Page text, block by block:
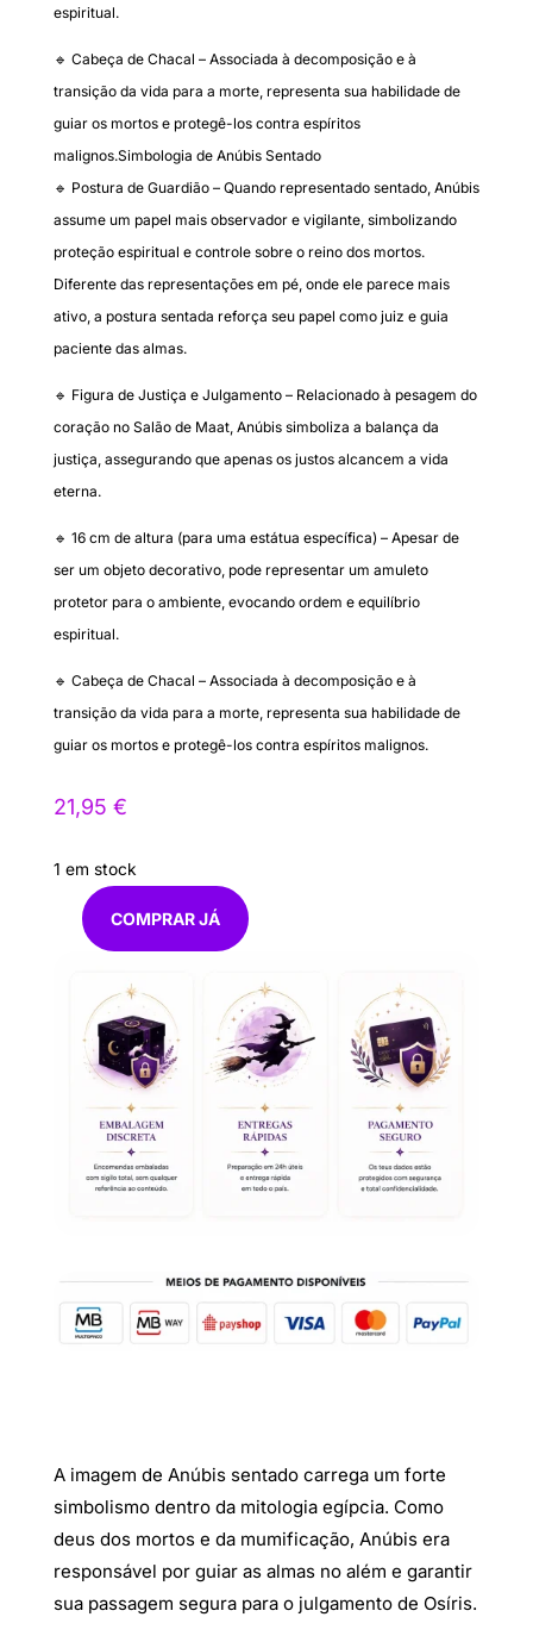
espiritual.
🔹 Cabeça de Chacal – Associada à decomposição e à
transição da vida para a morte, representa sua habilidade de
guiar os mortos e protegê-los contra espíritos
malignos.Simbologia de Anúbis Sentado
🔹 Postura de Guardião – Quando representado sentado, Anúbis
assume um papel mais observador e vigilante, simbolizando
proteção espiritual e controle sobre o reino dos mortos.
Diferente das representações em pé, onde ele parece mais
ativo, a postura sentada reforça seu papel como juiz e guia
paciente das almas.
🔹 Figura de Justiça e Julgamento – Relacionado à pesagem do
coração no Salão de Maat, Anúbis simboliza a balança da
justiça, assegurando que apenas os justos alcancem a vida
eterna.
🔹 16 cm de altura (para uma estátua específica) – Apesar de
ser um objeto decorativo, pode representar um amuleto
protetor para o ambiente, evocando ordem e equilíbrio
espiritual.
🔹 Cabeça de Chacal – Associada à decomposição e à
transição da vida para a morte, representa sua habilidade de
guiar os mortos e protegê-los contra espíritos malignos.
21,95 €
1 em stock
Quantidade
Anubis
sentado
16cm
COMPRAR JÁ
A imagem de Anúbis sentado carrega um forte
simbolismo dentro da mitologia egípcia. Como
deus dos mortos e da mumificação, Anúbis era
responsável por guiar as almas no além e garantir
sua passagem segura para o julgamento de Osíris.